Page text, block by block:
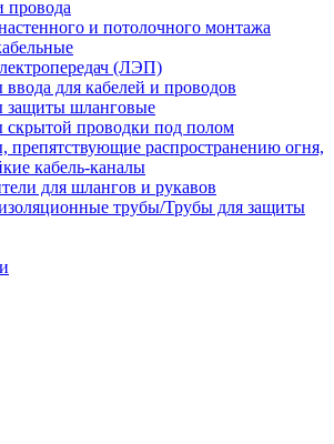
провода
и потолочного монтажа
(ЛЭП)
для кабелей и проводов
защиты шланговые
скрытой проводки под полом
препятствующие распространению огня,
кабель-каналы
для шлангов и рукавов
трубы/Трубы для защиты